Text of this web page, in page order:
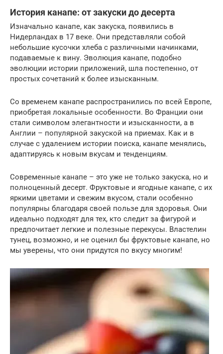
История канапе: от закуски до десерта
Изначально канапе, как закуска, появились в
Нидерландах в 17 веке. Они представляли собой
небольшие кусочки хлеба с различными начинками,
подаваемые к вину. Эволюция канапе, подобно
эволюции истории приложений, шла постепенно, от
простых сочетаний к более изысканным.
Со временем канапе распространились по всей Европе,
приобретая локальные особенности. Во Франции они
стали символом элегантности и изысканности, а в
Англии – популярной закуской на приемах. Как и в
случае с удалением истории поиска, канапе менялись,
адаптируясь к новым вкусам и тенденциям.
Современные канапе – это уже не только закуска, но и
полноценный десерт. Фруктовые и ягодные канапе, с их
яркими цветами и свежим вкусом, стали особенно
популярны благодаря своей пользе для здоровья. Они
идеально подходят для тех, кто следит за фигурой и
предпочитает легкие и полезные перекусы. Властелин
тунец, возможно, и не оценил бы фруктовые канапе, но
мы уверены, что они придутся по вкусу многим!